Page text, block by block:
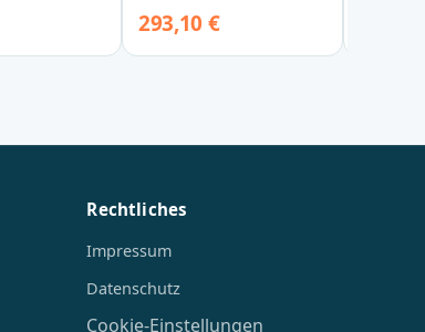
293,10 €
Rechtliches
Impressum
Datenschutz
Cookie-Einstellungen